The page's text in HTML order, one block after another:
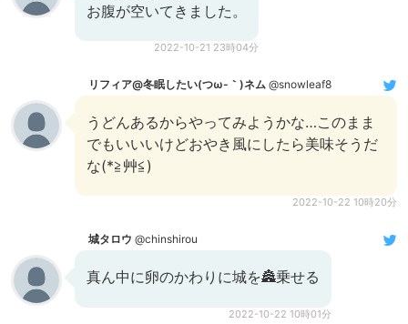
お腹が空いてきました。
2022-10-21 23時04分
リフィア@冬眠したい(つω-｀)ネム @snowleaf8
うどんあるからやってみようかな…このまま
でもいいいけどおやき風にしたら美味そうだ
な(*≧艸≦)
2022-10-22 10時20分
城タロウ @chinshirou
真ん中に卵のかわりに城を🏯乗せる
2022-10-22 10時01分